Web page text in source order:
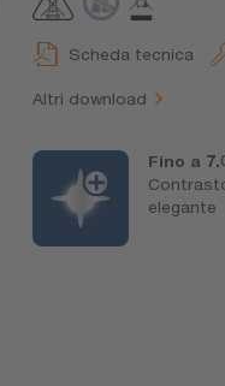
Scheda tecnica
Altri download
Fino a
elegante